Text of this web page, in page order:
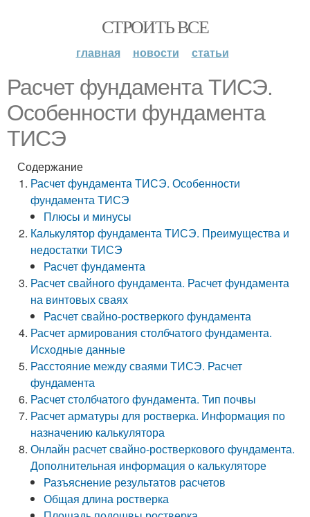
СТРОИТЬ ВСЕ
главная новости статьи
Расчет фундамента ТИСЭ.
Особенности фундамента
ТИСЭ
Содержание
Расчет фундамента ТИСЭ. Особенности
фундамента ТИСЭ
Плюсы и минусы
Калькулятор фундамента ТИСЭ. Преимущества и
недостатки ТИСЭ
Расчет фундамента
Расчет свайного фундамента. Расчет фундамента
на винтовых сваях
Расчет свайно-ростверкого фундамента
Расчет армирования столбчатого фундамента.
Исходные данные
Расстояние между сваями ТИСЭ. Расчет
фундамента
Расчет столбчатого фундамента. Тип почвы
Расчет арматуры для ростверка. Информация по
назначению калькулятора
Онлайн расчет свайно-ростверкового фундамента.
Дополнительная информация о калькуляторе
Разъяснение результатов расчетов
Общая длина ростверка